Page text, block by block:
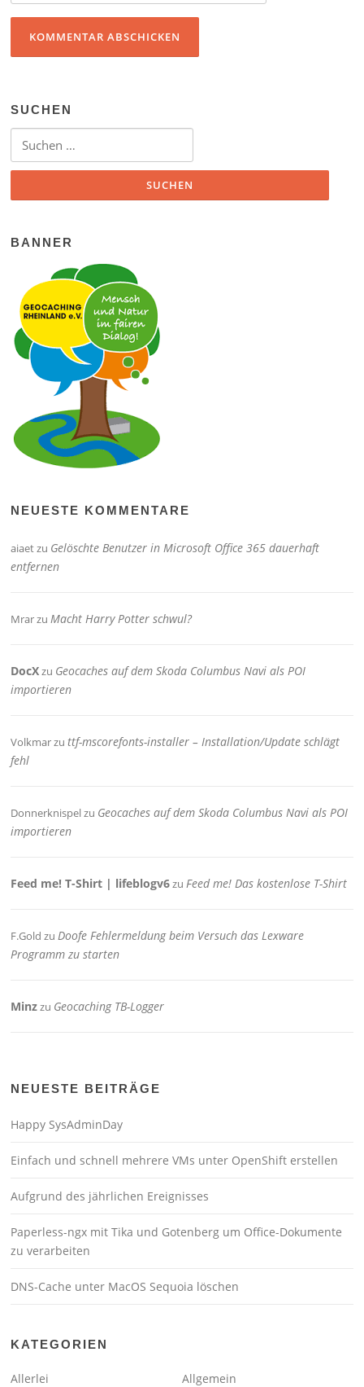
SUCHEN
Suchen nach:
BANNER
NEUESTE KOMMENTARE
aiaetzu Gelöschte Benutzer in Microsoft Office 365 dauerhaft
entfernen
Mrarzu Macht Harry Potter schwul?
DocXzu Geocaches auf dem Skoda Columbus Navi als POI
importieren
Volkmarzuttf-mscorefonts-installer – Installation/Update schlägt
fehl
Donnerknispelzu Geocaches auf dem Skoda Columbus Navi als POI
importieren
Feed me! T-Shirt | lifeblogv6zu Feed me! Das kostenlose T-Shirt
F.Gold zu Doofe Fehlermeldung beim Versuch das Lexware
Programm zu starten
Minzzu Geocaching TB-Logger
NEUESTE BEITRÄGE
Happy SysAdminDay
Einfach und schnell mehrere VMs unter OpenShift erstellen
Aufgrund des jährlichen Ereignisses
Paperless-ngx mit Tika und Gotenberg um Office-Dokumente
zu verarbeiten
DNS-Cache unter MacOS Sequoia löschen
KATEGORIEN
Allerlei
Allgemein